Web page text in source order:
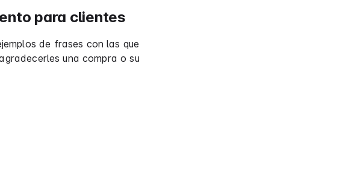
para clientes
de frases con las que
una compra o su